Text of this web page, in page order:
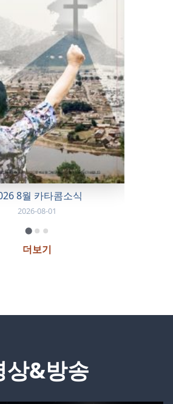
8월 카타콤소식
2026-08-01
더보기
상&방송